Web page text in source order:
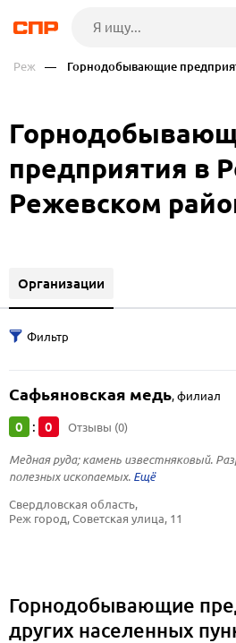
Реж — Горнодобывающие
предприятия в
Режевском
Организации
Сафьяновская медь,филиал
0 : 0 Отзывы (0)
Медная руда; камень известняковый.
полезных ископаемых.
Свердловская область,
Реж город, Советская улица, 11
Горнодобывающие
других населенных